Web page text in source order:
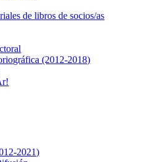
de libros de socios/as
(2012-2018)
2021)